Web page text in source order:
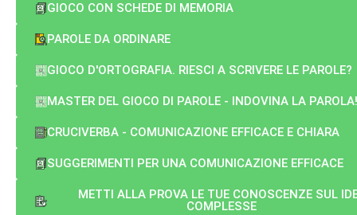
GIOCO CON SCHEDE DI MEMORIA
PAROLE DA ORDINARE
GIOCO D'ORTOGRAFIA. RIESCI A SCRIVERE LE PAROLE?
MASTER DEL GIOCO DI PAROLE - INDOVINA LA PAROLA!
CRUCIVERBA - COMUNICAZIONE EFFICACE E CHIARA
SUGGERIMENTI PER UNA COMUNICAZIONE EFFICACE
METTI ALLA PROVA LE TUE CONOSCENZE SUL
COMPLESSE